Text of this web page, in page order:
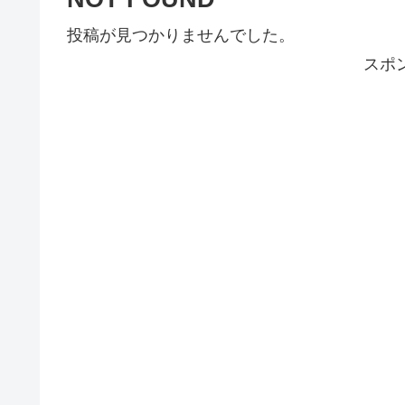
投稿が見つかりませんでした。
スポ